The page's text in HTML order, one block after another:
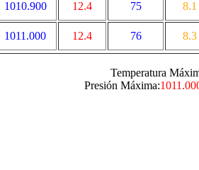
1010.900 12.4 75
8.1
1011.000 12.4 76 8.3
Temperatura
Presión Máxima: